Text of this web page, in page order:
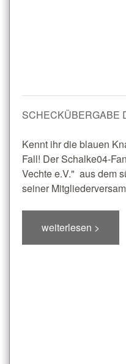
SCHECKÜBERGABE
Kennt ihr die blauen
Fall! Der Schalke04-
Vechte e.V." aus dem
seiner
weiterlesen >